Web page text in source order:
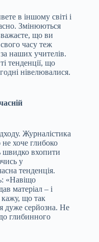
в іншому світі і
Змінюються
що ви
часу теж
наших учителів.
тенденції, що
нівелювалися.
Журналістика
хоче глибоко
швидко вхопити
у
тенденція.
«Навіщо
матеріал – і
кажу, що так
дуже серйозна. Не
глибинного